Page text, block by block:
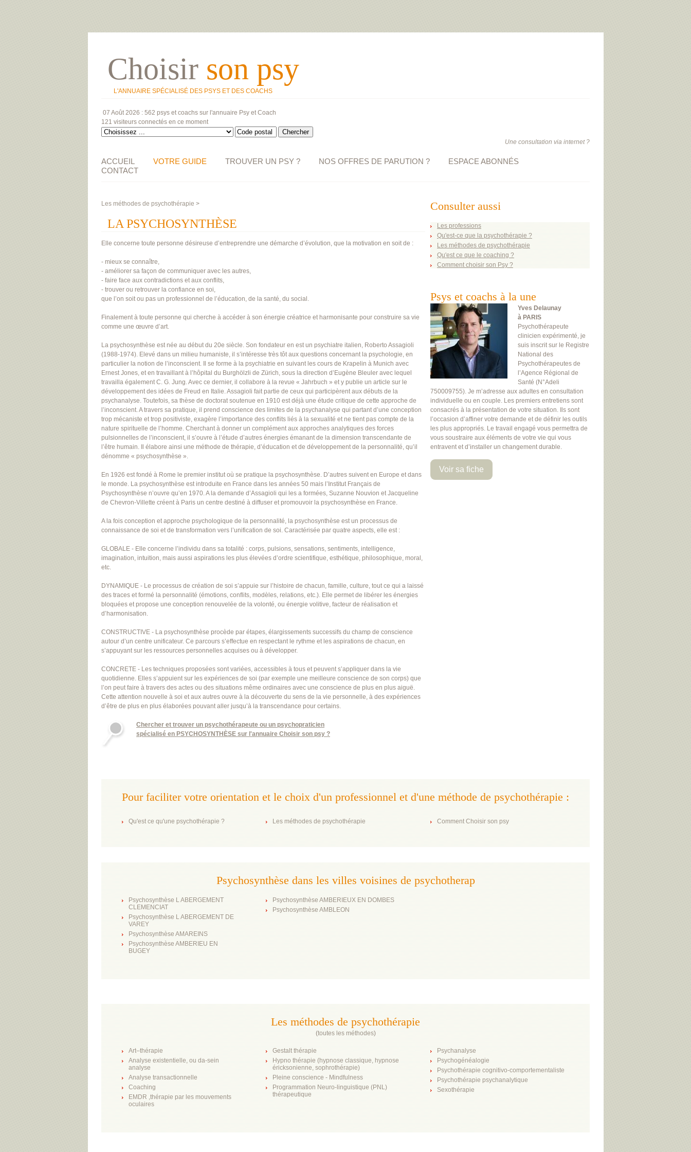
Choisir son psy
L'ANNUAIRE SPÉCIALISÉ DES PSYS ET DES COACHS
07 Août 2026 : 562 psys et coachs sur l'annuaire Psy et Coach
121 visiteurs connectés en ce moment
Une consultation via internet ?
ACCUEIL VOTRE GUIDE TROUVER UN PSY ? NOS OFFRES DE PARUTION ?
ESPACE ABONNÉS
CONTACT
Les méthodes de psychothérapie >
LA PSYCHOSYNTHÈSE
Elle concerne toute personne désireuse d’entreprendre une démarche d’évolution, que la motivation en soit de :
- mieux se connaître,
- améliorer sa façon de communiquer avec les autres,
- faire face aux contradictions et aux conflits,
- trouver ou retrouver la confiance en soi,
que l’on soit ou pas un professionnel de l’éducation, de la santé, du social.
Finalement à toute personne qui cherche à accéder à son énergie créatrice et harmonisante pour construire sa vie
comme une œuvre d’art.
La psychosynthèse est née au début du 20e siècle. Son fondateur en est un psychiatre italien, Roberto Assagioli
(1988-1974). Elevé dans un milieu humaniste, il s’intéresse très tôt aux questions concernant la psychologie, en
particulier la notion de l’inconscient. Il se forme à la psychiatrie en suivant les cours de Krapelin à Munich avec
Ernest Jones, et en travaillant à l’hôpital du Burghölzli de Zürich, sous la direction d’Eugène Bleuler avec lequel
travailla également C. G. Jung. Avec ce dernier, il collabore à la revue « Jahrbuch » et y publie un article sur le
développement des idées de Freud en Italie. Assagioli fait partie de ceux qui participèrent aux débuts de la
psychanalyse. Toutefois, sa thèse de doctorat soutenue en 1910 est déjà une étude critique de cette approche de
l’inconscient. A travers sa pratique, il prend conscience des limites de la psychanalyse qui partant d’une conception
trop mécaniste et trop positiviste, exagère l’importance des conflits liés à la sexualité et ne tient pas compte de la
nature spirituelle de l’homme. Cherchant à donner un complément aux approches analytiques des forces
pulsionnelles de l’inconscient, il s’ouvre à l’étude d’autres énergies émanant de la dimension transcendante de
l’être humain. Il élabore ainsi une méthode de thérapie, d’éducation et de développement de la personnalité, qu’il
dénomme « psychosynthèse ».
En 1926 est fondé à Rome le premier institut où se pratique la psychosynthèse. D’autres suivent en Europe et dans
le monde. La psychosynthèse est introduite en France dans les années 50 mais l’Institut Français de
Psychosynthèse n’ouvre qu’en 1970. A la demande d’Assagioli qui les a formées, Suzanne Nouvion et Jacqueline
de Chevron-Villette créent à Paris un centre destiné à diffuser et promouvoir la psychosynthèse en France.
A la fois conception et approche psychologique de la personnalité, la psychosynthèse est un processus de
connaissance de soi et de transformation vers l’unification de soi. Caractérisée par quatre aspects, elle est :
GLOBALE - Elle concerne l’individu dans sa totalité : corps, pulsions, sensations, sentiments, intelligence,
imagination, intuition, mais aussi aspirations les plus élevées d’ordre scientifique, esthétique, philosophique, moral,
etc.
DYNAMIQUE - Le processus de création de soi s’appuie sur l’histoire de chacun, famille, culture, tout ce qui a laissé
des traces et formé la personnalité (émotions, conflits, modèles, relations, etc.). Elle permet de libérer les énergies
bloquées et propose une conception renouvelée de la volonté, ou énergie volitive, facteur de réalisation et
d’harmonisation.
CONSTRUCTIVE - La psychosynthèse procède par étapes, élargissements successifs du champ de conscience
autour d’un centre unificateur. Ce parcours s’effectue en respectant le rythme et les aspirations de chacun, en
s’appuyant sur les ressources personnelles acquises ou à développer.
CONCRETE - Les techniques proposées sont variées, accessibles à tous et peuvent s’appliquer dans la vie
quotidienne. Elles s’appuient sur les expériences de soi (par exemple une meilleure conscience de son corps) que
l’on peut faire à travers des actes ou des situations même ordinaires avec une conscience de plus en plus aiguë.
Cette attention nouvelle à soi et aux autres ouvre à la découverte du sens de la vie personnelle, à des expériences
d’être de plus en plus élaborées pouvant aller jusqu’à la transcendance pour certains.
Chercher et trouver un psychothérapeute ou un psychopraticien
spécialisé en PSYCHOSYNTHÈSE sur l'annuaire Choisir son psy ?
Consulter aussi
Les professions
Qu'est-ce que la psychothérapie ?
Les méthodes de psychothérapie
Qu'est ce que le coaching ?
Comment choisir son Psy ?
Psys et coachs à la une
Yves Delaunay
à PARIS
Psychothérapeute
clinicien expérimenté, je
suis inscrit sur le Registre
National des
Psychothérapeutes de
l’Agence Régional de
Santé (N°Adeli
750009755). Je m’adresse aux adultes en consultation
individuelle ou en couple. Les premiers entretiens sont
consacrés à la présentation de votre situation. Ils sont
l’occasion d’affiner votre demande et de définir les outils
les plus appropriés. Le travail engagé vous permettra de
vous soustraire aux éléments de votre vie qui vous
entravent et d’installer un changement durable.
Voir sa fiche
Pour faciliter votre orientation et le choix d'un professionnel et d'une méthode de psychothérapie :
Qu'est ce qu'une psychothérapie ? Les méthodes de psychothérapie Comment Choisir son psy
Psychosynthèse dans les villes voisines de psychotherap
Psychosynthèse L ABERGEMENT
CLEMENCIAT
Psychosynthèse L ABERGEMENT DE
VAREY
Psychosynthèse AMAREINS
Psychosynthèse AMBERIEU EN
BUGEY
Psychosynthèse AMBERIEUX EN DOMBES
Psychosynthèse AMBLEON
Les méthodes de psychothérapie
(toutes les méthodes)
Art–thérapie
Analyse existentielle, ou da-sein
analyse
Analyse transactionnelle
Coaching
EMDR ,thérapie par les mouvements
oculaires
Gestalt thérapie
Hypno thérapie (hypnose classique, hypnose
éricksonienne, sophrothérapie)
Pleine conscience - Mindfulness
Programmation Neuro-linguistique (PNL)
thérapeutique
Psychanalyse
Psychogénéalogie
Psychothérapie cognitivo-comportementaliste
Psychothérapie psychanalytique
Sexothérapie